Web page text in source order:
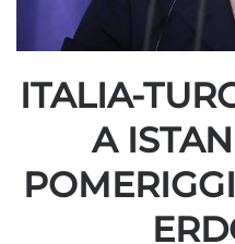
ITALIA-
A